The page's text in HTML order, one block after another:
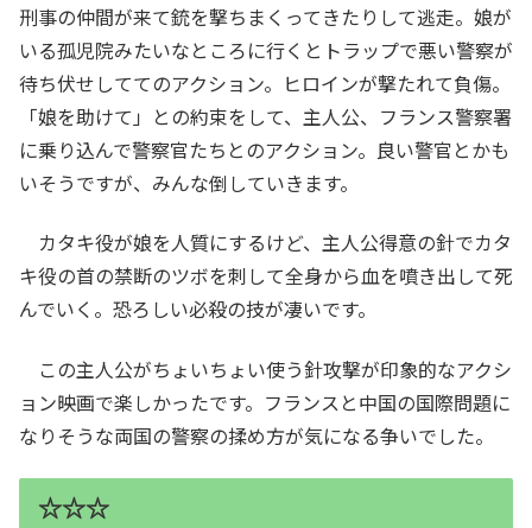
刑事の仲間が来て銃を撃ちまくってきたりして逃走。娘が
いる孤児院みたいなところに行くとトラップで悪い警察が
待ち伏せしててのアクション。ヒロインが撃たれて負傷。
「娘を助けて」との約束をして、主人公、フランス警察署
に乗り込んで警察官たちとのアクション。良い警官とかも
いそうですが、みんな倒していきます。
カタキ役が娘を人質にするけど、主人公得意の針でカタ
キ役の首の禁断のツボを刺して全身から血を噴き出して死
んでいく。恐ろしい必殺の技が凄いです。
この主人公がちょいちょい使う針攻撃が印象的なアクシ
ョン映画で楽しかったです。フランスと中国の国際問題に
なりそうな両国の警察の揉め方が気になる争いでした。
☆☆☆